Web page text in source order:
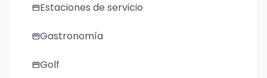
storefrontEstaciones de servicio
storefrontGastronomía
storefrontGolf